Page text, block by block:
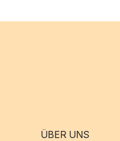
ÜBER UNS